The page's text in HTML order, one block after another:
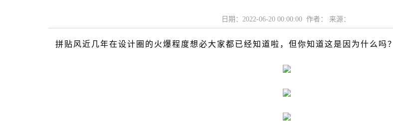
日期：2022-06-20 00:00:00 作者： 来源：
拼贴风近几年在设计圈的火爆程度想必大家都已经知道啦 ， 但你知道这是因为什么吗？